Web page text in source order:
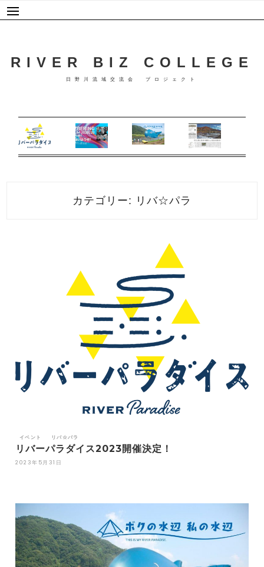
Skip
to
RIVER BIZ COLLEGE
日野川流域交流会 プロジェクト
カテゴリー: リバ☆パラ
イベント リバ☆パラ
リバーパラダイス2023開催決定！
2023年5月31日